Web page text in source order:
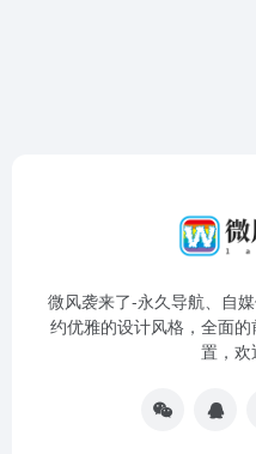
微风袭来了-永久导航、自
约优雅的设计风格，全面
置，